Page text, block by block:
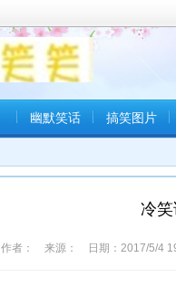
幽默笑话 搞笑图片
冷
作者： 来源： 日期：2017/5/4